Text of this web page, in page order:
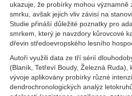
ukazuje, že probírky mohou významně
smrku, avšak jejich vliv závisí na
Studie přináší důležité poznatky pro
smrkem, který je navzdory kůrovcové
dřevin středoevropského lesního
Autoři využili data ze tří sérií
(Blaník, Tetřeví Boudy, Železná Ruda),
vývoje aplikovány probírky různé
dendrochronologických analýz